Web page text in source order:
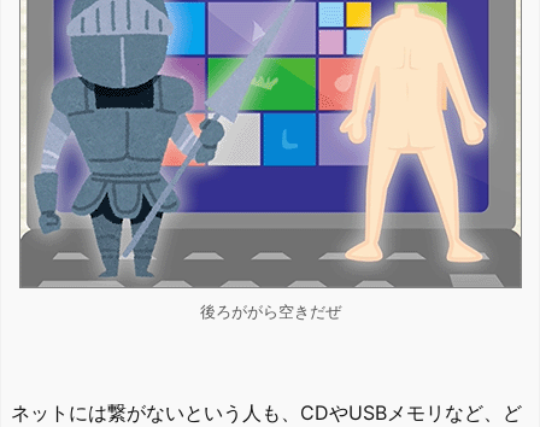
後ろががら空きだぜ
ネットには繋がないという人も、CDやUSBメモリなど、ど